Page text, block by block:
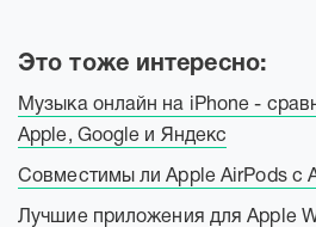
Это тоже интересно:
Музыка онлайн на iPhone -
Apple, Google и Яндекс
Совместимы ли Apple AirPods с
Лучшие приложения для Apple